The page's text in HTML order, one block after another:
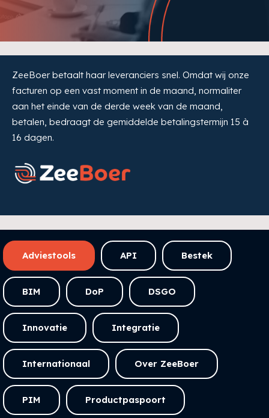
ZeeBoer betaalt haar leveranciers snel. Omdat wij onze
facturen op een vast moment in de maand, normaliter
aan het einde van de derde week van de maand,
betalen, bedraagt de gemiddelde betalingstermijn 15 à
16 dagen.
Adviestools API Bestek
BIM DoP DSGO
Innovatie Integratie
Internationaal Over ZeeBoer
PIM Productpaspoort